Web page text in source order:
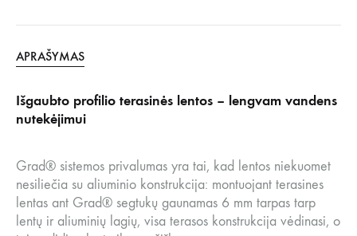
APRAŠYMAS
Išgaubto profilio terasinės lentos – lengvam vandens
nutekėjimui
Grad® sistemos privalumas yra tai, kad lentos niekuomet
nesiliečia su aliuminio konstrukcija: montuojant terasines
lentas ant Grad® segtukų gaunamas 6 mm tarpas tarp
lentų ir aliuminių lagių, visa terasos konstrukcija vėdinasi, o